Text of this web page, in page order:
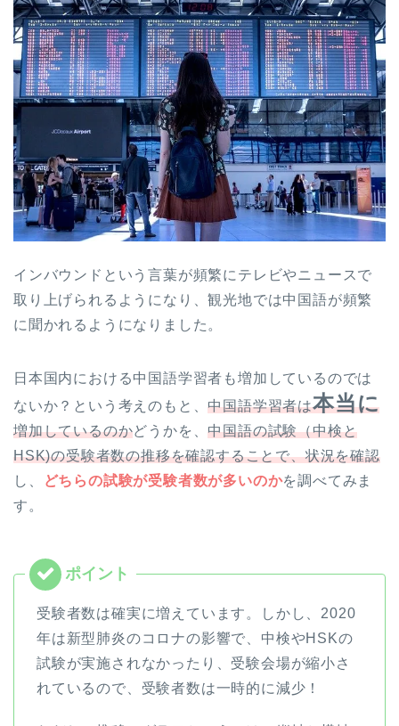
インバウンドという言葉が頻繁にテレビやニュースで
取り上げられるようになり、観光地では中国語が頻繁
に聞かれるようになりました。
日本国内における中国語学習者も増加しているのでは
ないか？という考えのもと、中国語学習者は本当に
増加しているのかどうかを、中国語の試験（中検と
HSK)の受験者数の推移を確認することで、状況を確認
し、
どちらの試験が受験者数が多いのかを調べてみま
す。
受験者数は確実に増えています。しかし、2020
年は新型肺炎のコロナの影響で、中検やHSKの
試験が実施されなかったり、受験会場が縮小さ
れているので、受験者数は一時的に減少！